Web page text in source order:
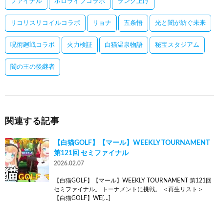
リコリスリコイルコラボ リョナ 五条悟 光と闇が紡ぐ未来
呪術廻戦コラボ 火力検証 白猫温泉物語 秘宝スタジアム
闇の王の後継者
関連する記事
【白猫GOLF】【マール】WEEKLY TOURNAMENT
第121回 セミファイナル
2026.02.07
【白猫GOLF】【マール】WEEKLY TOURNAMENT 第121回
セミファイナル。 トーナメントに挑戦。 ＜再生リスト＞
【白猫GOLF】WE[…]